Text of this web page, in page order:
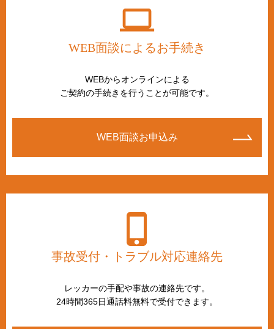
WEB面談によるお手続き
WEBからオンラインによる
ご契約の手続きを行うことが可能です。
WEB面談お申込み
事故受付・トラブル対応連絡先
レッカーの手配や事故の連絡先です。
24時間365日通話料無料で受付できます。